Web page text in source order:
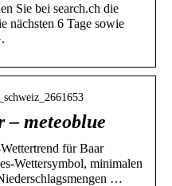
Sie bei search.ch die
nächsten 6 Tage sowie
– meteoblue
für Baar
Wettersymbol, minimalen
…